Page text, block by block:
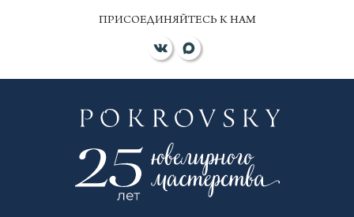
ПРИСОЕДИНЯЙТЕСЬ К НАМ